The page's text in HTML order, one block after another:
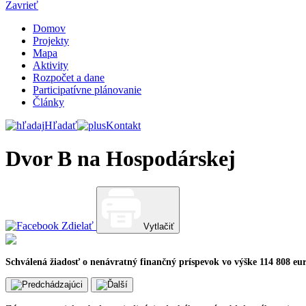
Zavrieť
Domov
Projekty
Mapa
Aktivity
Rozpočet a dane
Participatívne plánovanie
Články
Hľadať
Kontakt
Dvor B na Hospodárskej
Zdielať Vytlačiť
Schválená žiadosť o nenávratný finančný príspevok vo výške 114 808 eur